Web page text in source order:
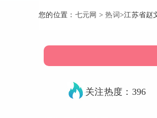
您的位置： 七元网 >热词>江苏省赵
关注热度：396